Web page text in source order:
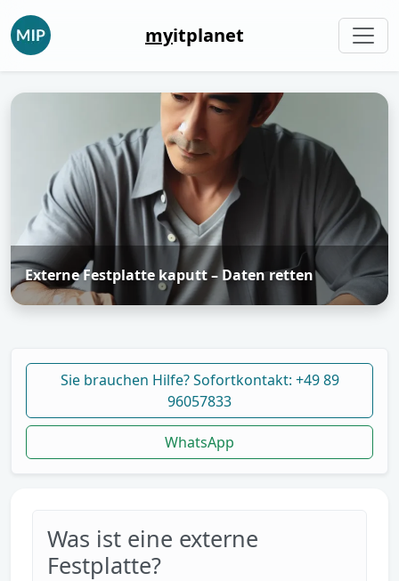
myitplanet
Externe Festplatte kaputt – Daten retten
Sie brauchen Hilfe? Sofortkontakt: +49 89
96057833
WhatsApp
Was ist eine externe
Festplatte?